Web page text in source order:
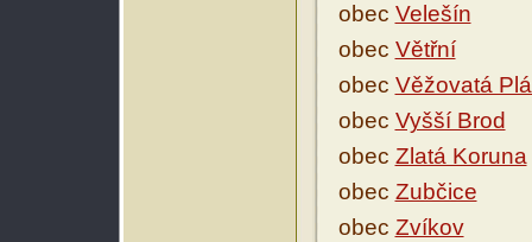
obec Velešín
obec Větřní
obec Věžovatá
obec Vyšší Brod
obec Zlatá Koruna
obec Zubčice
obec Zvíkov